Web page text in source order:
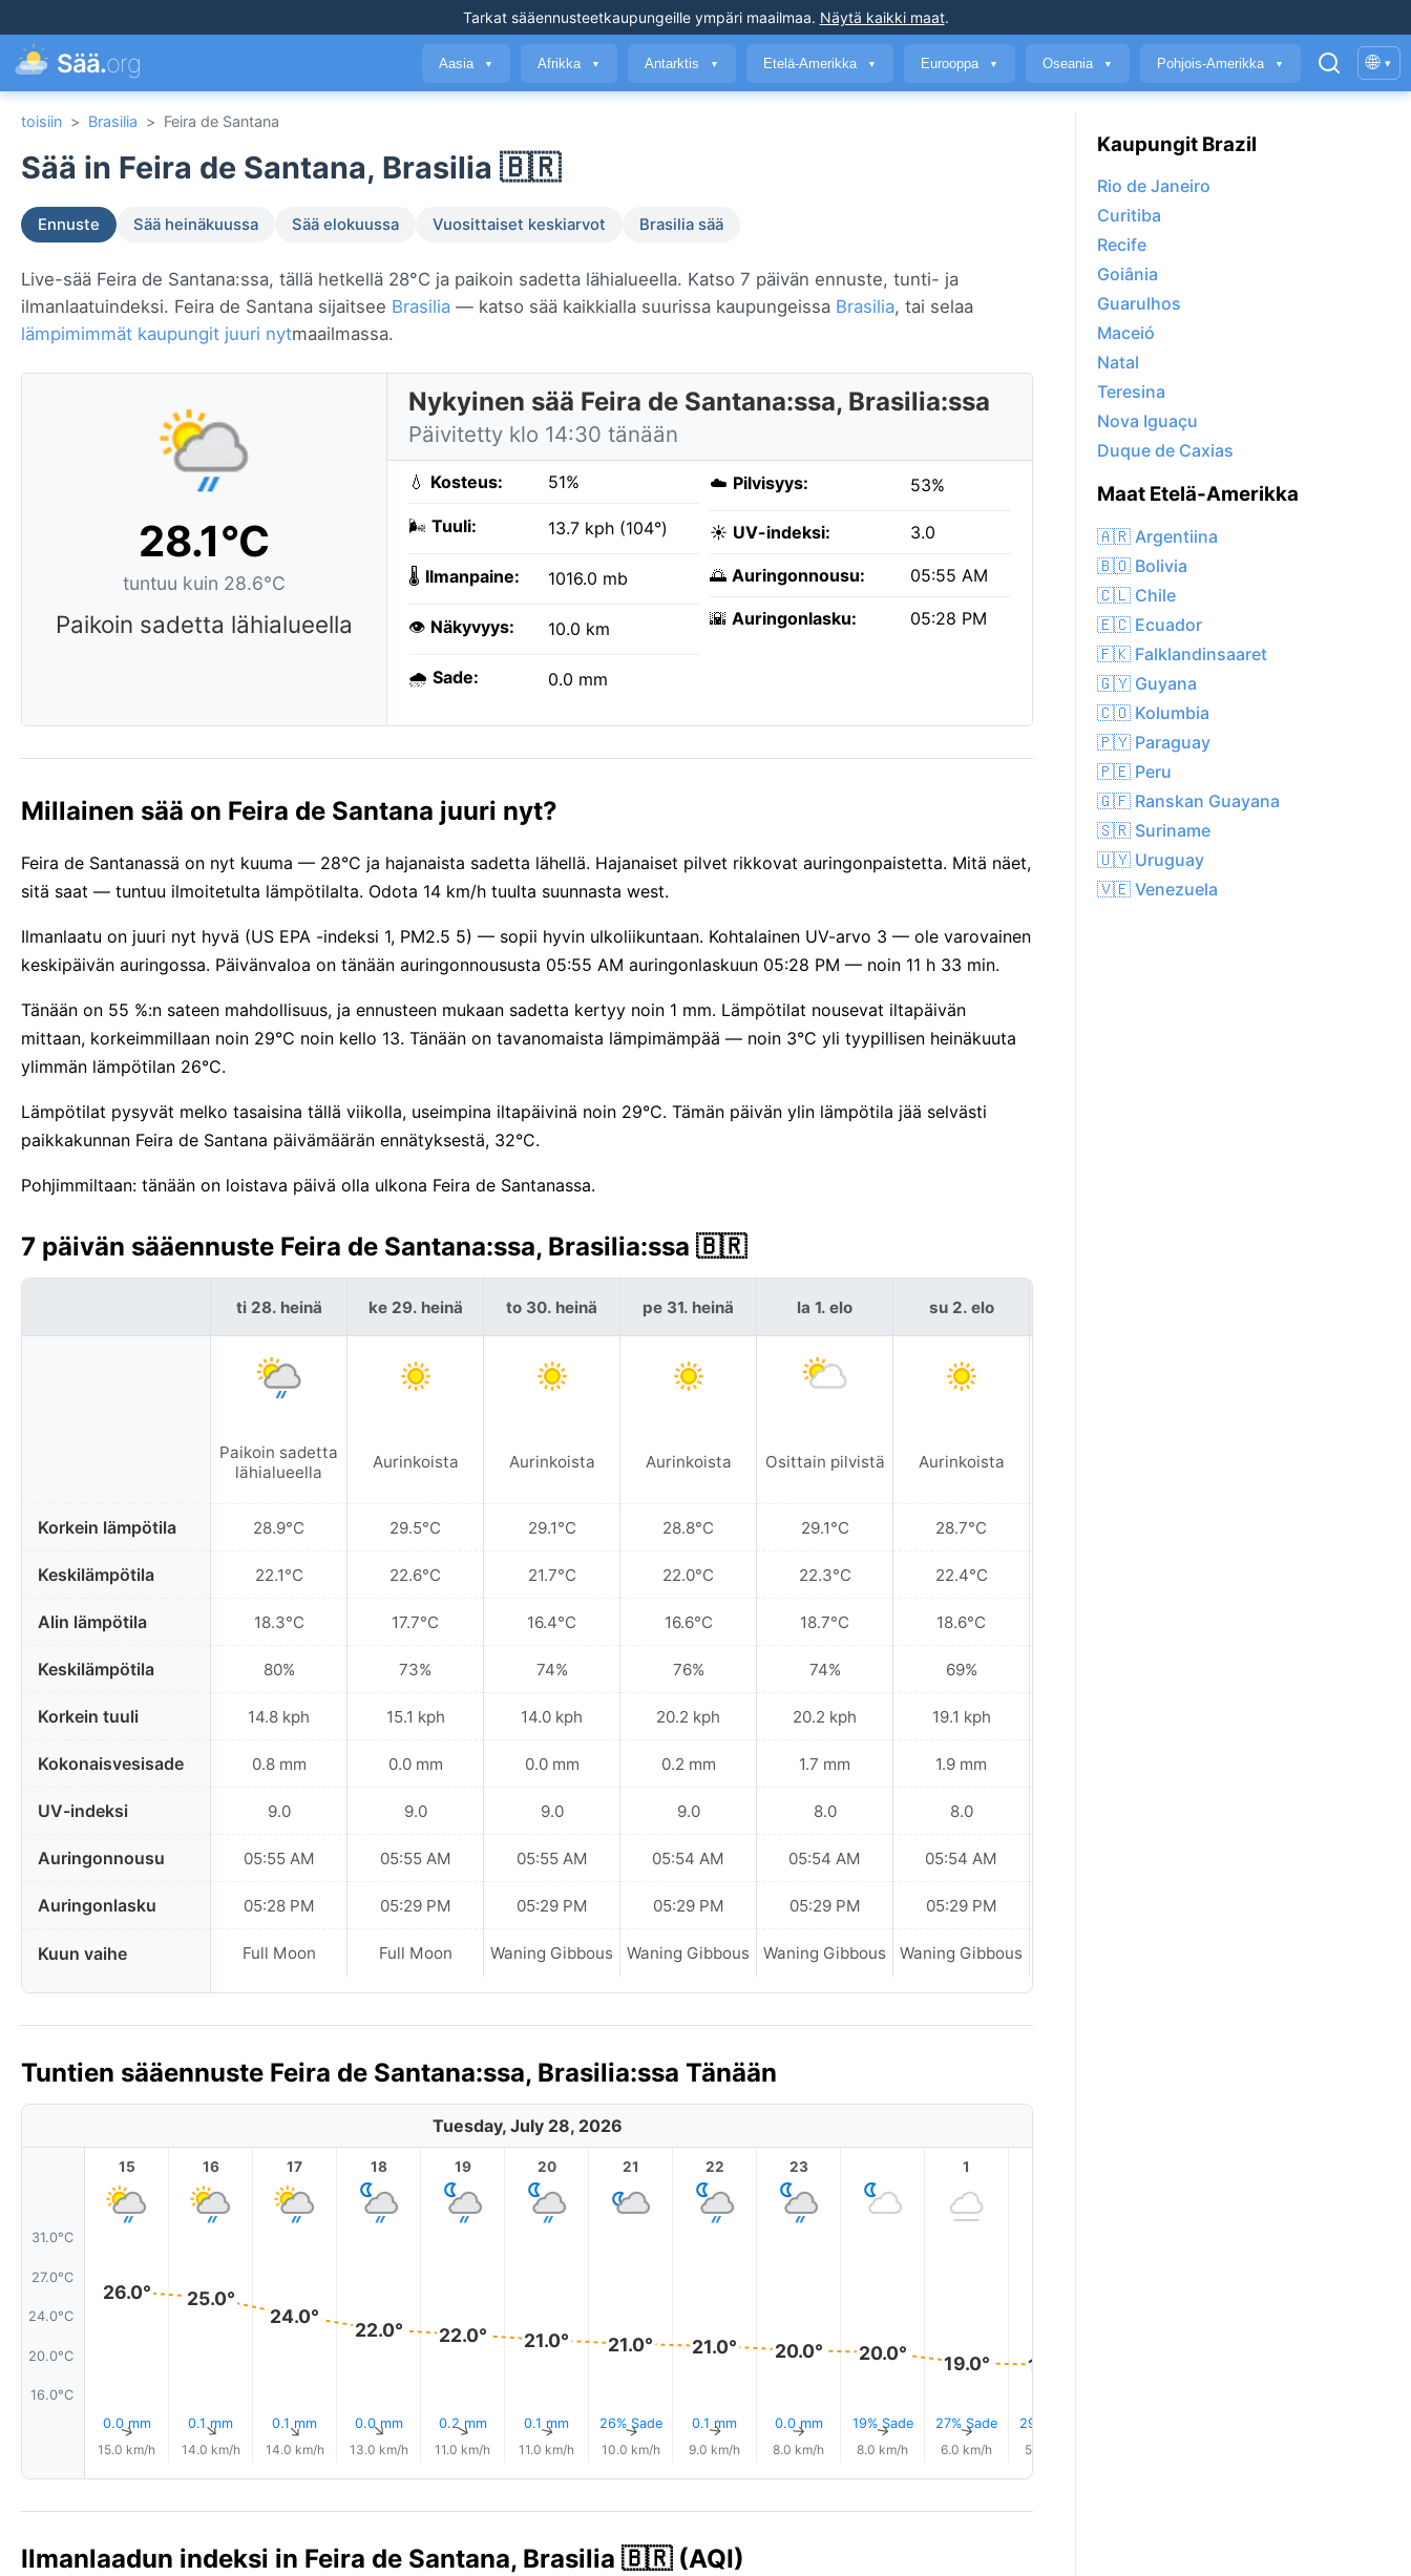
Tarkat sääennusteetkaupungeille ympäri maailmaa. Näytä kaikki maat.
Sää.org Aasia ▼ Afrikka ▼ Antarktis ▼ Etelä-Amerikka ▼ Eurooppa ▼ Oseania ▼ Pohjois-Amerikka ▼ 🌐 ▾
toisiin > Brasilia > Feira de Santana
Sää in Feira de Santana, Brasilia 🇧🇷
Ennuste Sää heinäkuussa Sää elokuussa Vuosittaiset keskiarvot Brasilia sää
Live-sää Feira de Santana:ssa, tällä hetkellä 28°C ja paikoin sadetta lähialueella. Katso 7 päivän ennuste, tunti- ja
ilmanlaatuindeksi. Feira de Santana sijaitsee Brasilia — katso sää kaikkialla suurissa kaupungeissa Brasilia, tai selaa
lämpimimmät kaupungit juuri nytmaailmassa.
28.1°C
tuntuu kuin 28.6°C
Paikoin sadetta lähialueella
Nykyinen sää Feira de Santana:ssa, Brasilia:ssa
Päivitetty klo 14:30 tänään
💧 Kosteus: 51%
🌬️ Tuuli: 13.7 kph (104°)
🌡️ Ilmanpaine: 1016.0 mb
👁️ Näkyvyys: 10.0 km
🌧️ Sade: 0.0 mm
☁️ Pilvisyys: 53%
☀️ UV-indeksi: 3.0
🌅 Auringonnousu: 05:55 AM
🌇 Auringonlasku: 05:28 PM
Millainen sää on Feira de Santana juuri nyt?
Feira de Santanassä on nyt kuuma — 28°C ja hajanaista sadetta lähellä. Hajanaiset pilvet rikkovat auringonpaistetta. Mitä näet,
sitä saat — tuntuu ilmoitetulta lämpötilalta. Odota 14 km/h tuulta suunnasta west.
Ilmanlaatu on juuri nyt hyvä (US EPA -indeksi 1, PM2.5 5) — sopii hyvin ulkoliikuntaan. Kohtalainen UV-arvo 3 — ole varovainen
keskipäivän auringossa. Päivänvaloa on tänään auringonnoususta 05:55 AM auringonlaskuun 05:28 PM — noin 11 h 33 min.
Tänään on 55 %:n sateen mahdollisuus, ja ennusteen mukaan sadetta kertyy noin 1 mm. Lämpötilat nousevat iltapäivän
mittaan, korkeimmillaan noin 29°C noin kello 13. Tänään on tavanomaista lämpimämpää — noin 3°C yli tyypillisen heinäkuuta
ylimmän lämpötilan 26°C.
Lämpötilat pysyvät melko tasaisina tällä viikolla, useimpina iltapäivinä noin 29°C. Tämän päivän ylin lämpötila jää selvästi
paikkakunnan Feira de Santana päivämäärän ennätyksestä, 32°C.
Pohjimmiltaan: tänään on loistava päivä olla ulkona Feira de Santanassa.
7 päivän sääennuste Feira de Santana:ssa, Brasilia:ssa 🇧🇷
Korkein lämpötila
Keskilämpötila
Alin lämpötila
Keskilämpötila
Korkein tuuli
Kokonaisvesisade
UV-indeksi
Auringonnousu
Auringonlasku
Kuun vaihe
ti 28. heinä
Paikoin sadetta
lähialueella
28.9°C
22.1°C
18.3°C
80%
14.8 kph
0.8 mm
9.0
05:55 AM
05:28 PM
Full Moon
ke 29. heinä
Aurinkoista
29.5°C
22.6°C
17.7°C
73%
15.1 kph
0.0 mm
9.0
05:55 AM
05:29 PM
Full Moon
to 30. heinä
Aurinkoista
29.1°C
21.7°C
16.4°C
74%
14.0 kph
0.0 mm
9.0
05:55 AM
05:29 PM
Waning Gibbous
pe 31. heinä
Aurinkoista
28.8°C
22.0°C
16.6°C
76%
20.2 kph
0.2 mm
9.0
05:54 AM
05:29 PM
Waning Gibbous
la 1. elo
Osittain pilvistä
29.1°C
22.3°C
18.7°C
74%
20.2 kph
1.7 mm
8.0
05:54 AM
05:29 PM
Waning Gibbous
su 2. elo
Aurinkoista
28.7°C
22.4°C
18.6°C
69%
19.1 kph
1.9 mm
8.0
05:54 AM
05:29 PM
Waning Gibbous
Tuntien sääennuste Feira de Santana:ssa, Brasilia:ssa Tänään
Tuesday, July 28, 2026
31.0°C
27.0°C
24.0°C
20.0°C
16.0°C
15
26.0°
0.0 mm
↑
15.0 km/h
16
25.0°
0.1 mm
↑
14.0 km/h
17
24.0°
0.1 mm
↑
14.0 km/h
18
22.0°
0.0 mm
↑
13.0 km/h
19
22.0°
0.2 mm
↑
11.0 km/h
20
21.0°
0.1 mm
↑
11.0 km/h
21
21.0°
26% Sade
↑
10.0 km/h
22
21.0°
0.1 mm
↑
9.0 km/h
23
20.0°
0.0 mm
↑
8.0 km/h
20.0°
19% Sade
↑
8.0 km/h
1
19.0°
27% Sade
↑
6.0 km/h
19.0°
29% Sade
5.0 km/h
Ilmanlaadun indeksi in Feira de Santana, Brasilia 🇧🇷 (AQI)
Kaupungit Brazil
Rio de Janeiro
Curitiba
Recife
Goiânia
Guarulhos
Maceió
Natal
Teresina
Nova Iguaçu
Duque de Caxias
Maat Etelä-Amerikka
🇦🇷 Argentiina
🇧🇴 Bolivia
🇨🇱 Chile
🇪🇨 Ecuador
🇫🇰 Falklandinsaaret
🇬🇾 Guyana
🇨🇴 Kolumbia
🇵🇾 Paraguay
🇵🇪 Peru
🇬🇫 Ranskan Guayana
🇸🇷 Suriname
🇺🇾 Uruguay
🇻🇪 Venezuela